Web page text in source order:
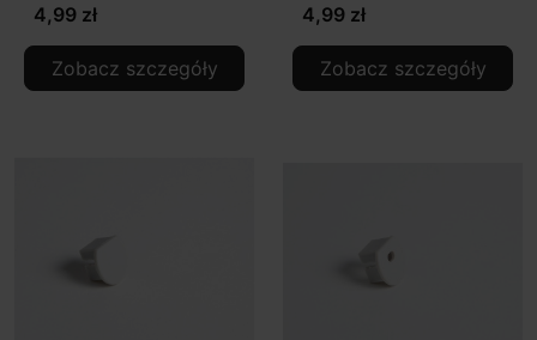
4,99 zł
Zobacz szczegóły
4,99 zł
Zobacz szczegóły